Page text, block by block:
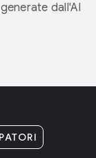
dall'AI